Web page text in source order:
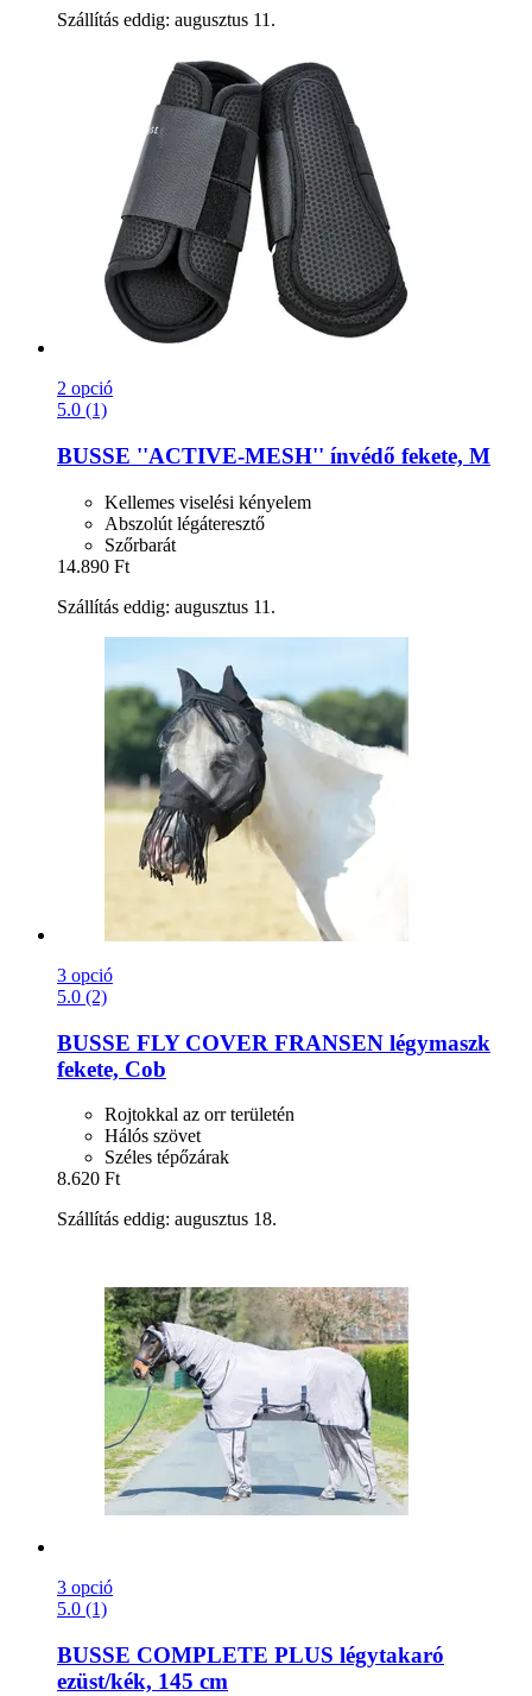
Szállítás eddig: augusztus 11.
2 opció
5.0 (1)
BUSSE ''ACTIVE-​MESH'' ínvédő fekete, M
Kellemes viselési kényelem
Abszolút légáteresztő
Szőrbarát
14.890 Ft
Szállítás eddig: augusztus 11.
3 opció
5.0 (2)
BUSSE FLY COVER FRANSEN légymaszk
fekete, Cob
Rojtokkal az orr területén
Hálós szövet
Széles tépőzárak
8.620 Ft
Szállítás eddig: augusztus 18.
3 opció
5.0 (1)
BUSSE COMPLETE PLUS légytakaró
ezüst/kék, 145 cm